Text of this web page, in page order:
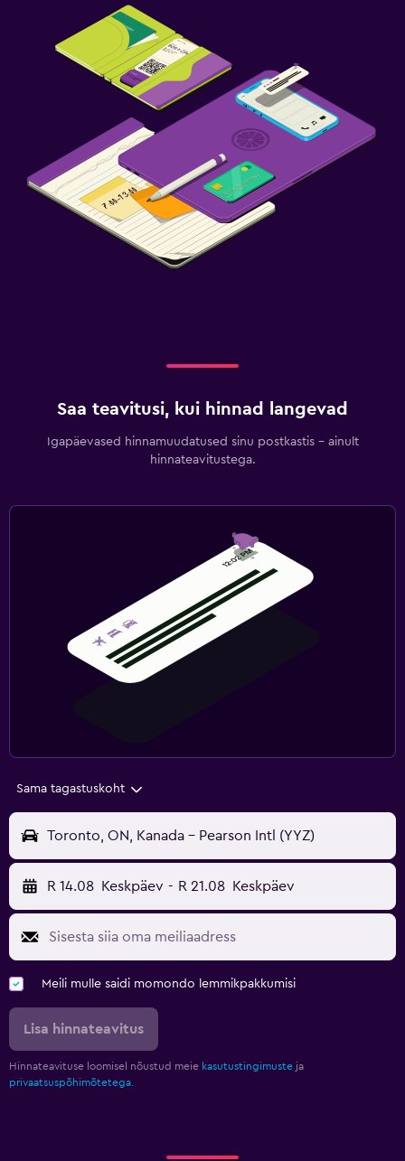
Saa teavitusi, kui hinnad langevad
Igapäevased hinnamuudatused sinu postkastis – ainult
hinnateavitustega.
Sama tagastuskoht
Toronto, ON, Kanada - Pearson Intl (YYZ)
R 14.08 Keskpäev - R 21.08 Keskpäev
Meili mulle saidi momondo lemmikpakkumisi
Lisa hinnateavitus
Hinnateavituse loomisel nõustud meie kasutustingimuste ja
privaatsuspõhimõtetega.